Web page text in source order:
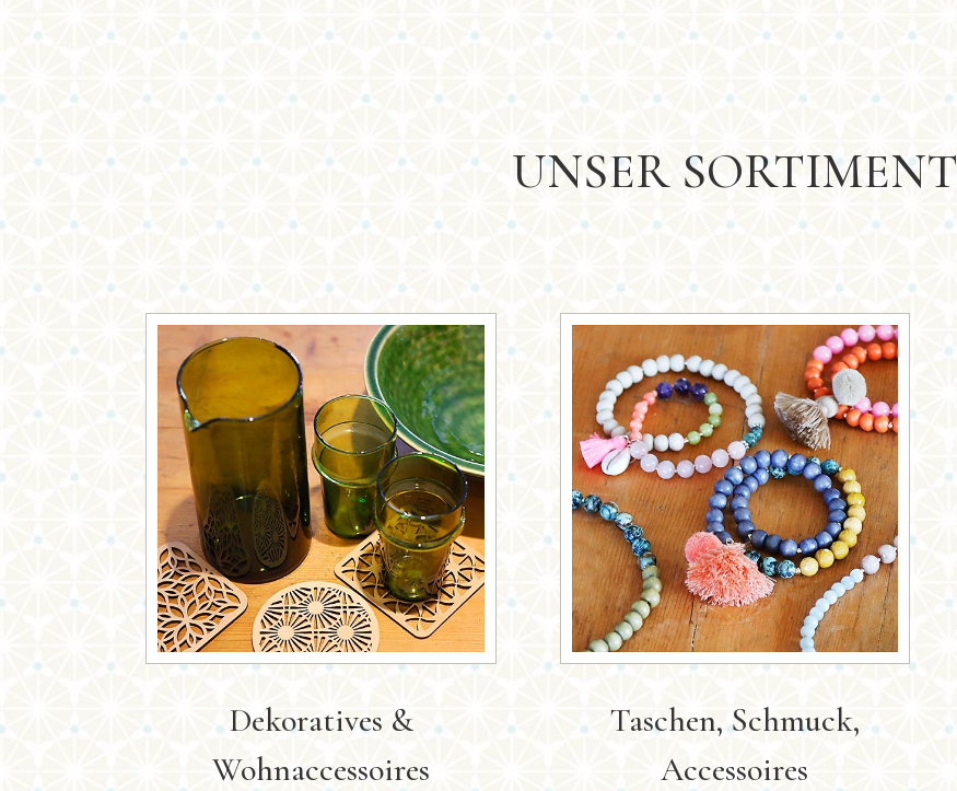
UNSER SORTIMENT
Dekoratives &
Wohnaccessoires
Taschen, Schmuck,
Accessoires